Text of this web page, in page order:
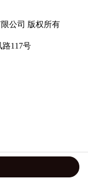
公司 版权所有
117号